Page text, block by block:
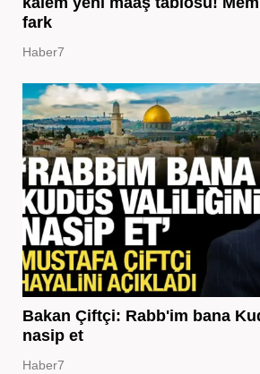
fark
Haber7
Bakan Çiftçi: Rabb'im bana
nasip et
Haber7